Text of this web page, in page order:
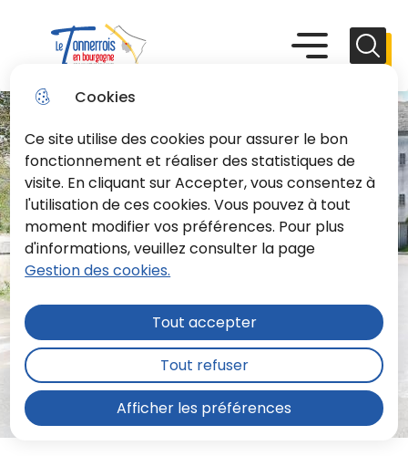
Cookies
Ce site utilise des cookies pour assurer le bon
fonctionnement et réaliser des statistiques de
visite. En cliquant sur Accepter, vous consentez à
l'utilisation de ces cookies. Vous pouvez à tout
moment modifier vos préférences. Pour plus
d'informations, veuillez consulter la page
Gestion des cookies.
Afficher les préférences
Tout accepter
Tout refuser
au
menu
Aller à la
recherche
principal
le plan du
Menu principal Menu